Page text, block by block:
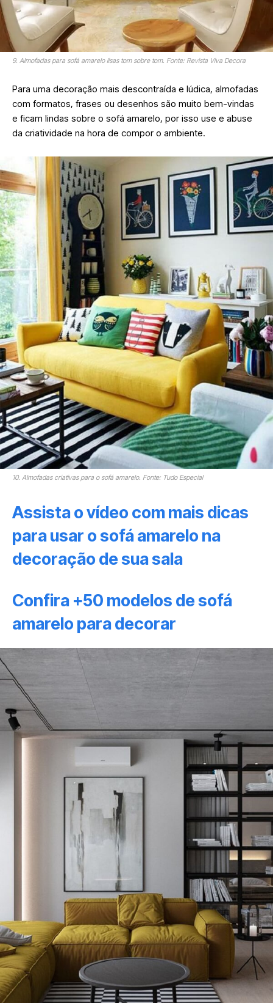
9. Almofadas para sofá amarelo lisas tom sobre tom. Fonte: Revista Viva Decora
Para uma decoração mais descontraída e lúdica, almofadas
com formatos, frases ou desenhos são muito bem-vindas
e ficam lindas sobre o sofá amarelo, por isso use e abuse
da criatividade na hora de compor o ambiente.
10. Almofadas criativas para o sofá amarelo. Fonte: Tudo Especial
Assista o vídeo com mais dicas
para usar o sofá amarelo na
decoração de sua sala
Confira +50 modelos de sofá
amarelo para decorar